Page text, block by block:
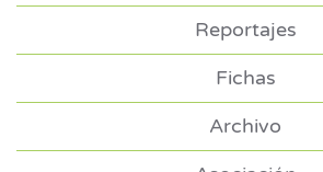
Reportajes
Fichas
Archivo